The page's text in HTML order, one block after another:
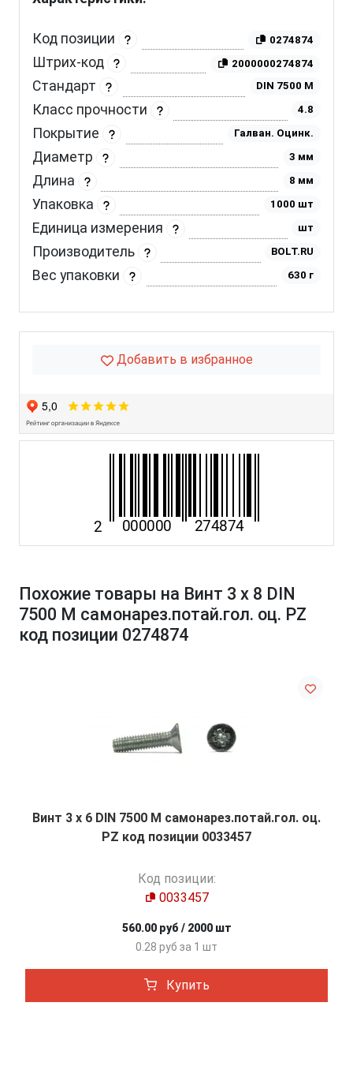
Код позиции 0274874
Штрих-код 2000000274874
Стандарт DIN 7500 M
Класс прочности 4.8
Покрытие Галван. Оцинк.
Диаметр 3 мм
Длина 8 мм
Упаковка 1000 шт
Единица измерения шт
Производитель BOLT.RU
Вес упаковки 630 г
Добавить в избранное
Похожие товары на Винт 3 х 8 DIN
7500 М самонарез.потай.гол. оц. PZ
код позиции 0274874
Винт 3 х 6 DIN 7500 М самонарез.потай.гол. оц.
PZ код позиции 0033457
Код позиции:
0033457
560.00 руб / 2000 шт
0.28 руб за 1 шт
Купить